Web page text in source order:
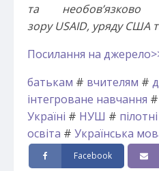
та необов’язково
зоруUSAID, уряду США
Посилання на
батькам # вчителям #
інтегроване навчання #
Україні # НУШ #
освіта # Українська
Facebook